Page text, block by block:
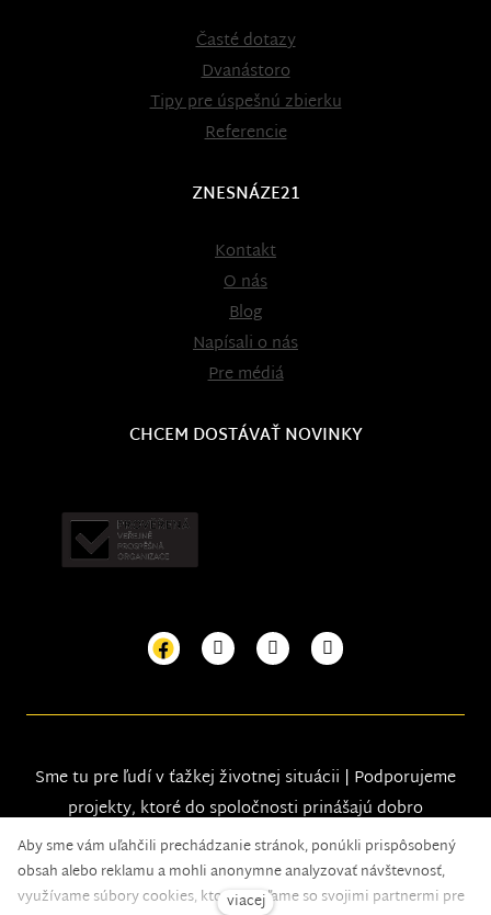
Časté dotazy
Dvanástoro
Tipy pre úspešnú zbierku
Referencie
ZNESNÁZE21
Kontakt
O nás
Blog
Napísali o nás
Pre médiá
CHCEM DOSTÁVAŤ NOVINKY
Sme tu pre ľudí v ťažkej životnej situácii | Podporujeme
projekty, ktoré do spoločnosti prinášajú dobro
Aby sme vám uľahčili prechádzanie stránok, ponúkli prispôsobený
obsah alebo reklamu a mohli anonymne analyzovať návštevnosť,
využívame súbory cookies, ktoré zdieľame so svojimi partnermi pre
viacej